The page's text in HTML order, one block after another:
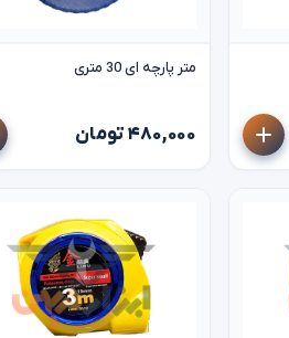
متر پارچه ای 30 متری
۴۸۰,۰۰۰ تومان